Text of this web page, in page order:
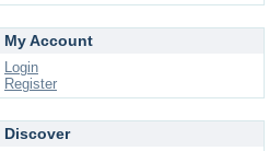
My Account
Login
Register
Discover